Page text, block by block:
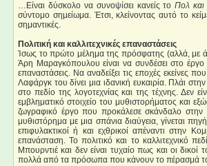
…Είναι δύσκολο να συνοψίσει κανείς τοΠολ
σύντομο σημείωμα. Έτσι, κλείνοντας αυτό το
σημαντικές.
Πολιτική και καλλιτεχνικές επαναστάσεις
Ίσως το πρώτο μέλημα της πρόσφατης (αλλά, με
Άρη Μαραγκόπουλου είναι να συνδέσει στο έργο
επαναστάσεις. Να αναδείξει τις εποχές εκείνες
Λαφάργκ του δίνει μια ιδανική ευκαιρία. Πλάι
στο πεδίο της λογοτεχνίας και της τέχνης. Δεν
εμβληματικό στοιχείο του μυθιστορήματος και
ζωγραφικό έργο που προκάλεσε σκάνδαλο
μυθιστόρημα με μια σπάνια διαύγεια, γίνεται
επιφυλακτικοί ή και εχθρικοί απέναντι στην
επανάσταση. Το πολιτικό και το καλλιτεχνικό
Μπουρντιέ και δεν είναι τυχαίο πως και οι
πολλά από τα πρόσωπα που κάνουν το πέρασμά